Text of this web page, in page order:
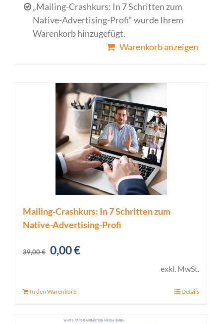
„Mailing-Crashkurs: In 7 Schritten zum
Native-Advertising-Profi“ wurde Ihrem
Warenkorb hinzugefügt.
Warenkorb anzeigen
Mailing-Crashkurs: In 7 Schritten zum
Native-Advertising-Profi
39,00€ Ursprünglicher
0,00€Aktueller
exkl. MwSt.
In den Warenkorb Details